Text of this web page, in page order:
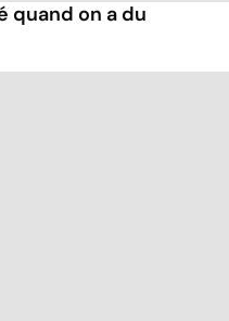
quand on a du